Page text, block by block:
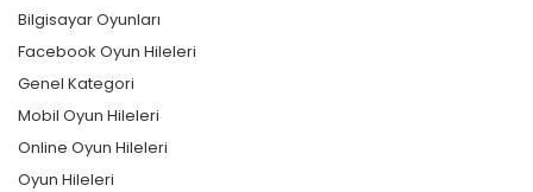
Bilgisayar Oyunları
Facebook Oyun Hileleri
Genel Kategori
Mobil Oyun Hileleri
Online Oyun Hileleri
Oyun Hileleri